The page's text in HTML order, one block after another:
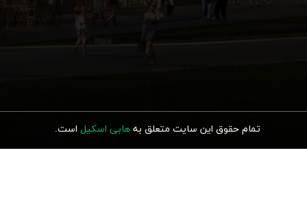
تمام حقوق این سایت متعلق به هابی اسکیل است.